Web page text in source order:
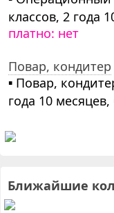
классов, 2 года
платно: нет
Повар, кондитер
▪ Повар,
года 10 месяцев,
Ближайшие